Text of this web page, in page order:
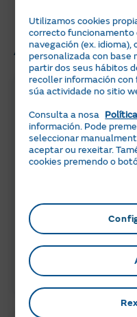
Artigos
05 JULIO 2024
Peajes de
necesitas
ACTUALIDAD
Utilizamos cookies
correcto funcionamento
navegación (ex.
personalizada con base
partir dos seus hábitos
recoller información con
súa actividade no sitio
Consulta a nosa
información. Pode
seleccionar
aceptar ou rexeitar.
cookies premendo o